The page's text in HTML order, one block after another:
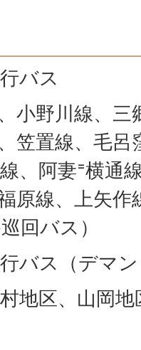
バス
小野川線、
笠置線、毛呂
、阿妻⁼横通
原線、上矢
回バス）
バス（デマ
地区、山岡